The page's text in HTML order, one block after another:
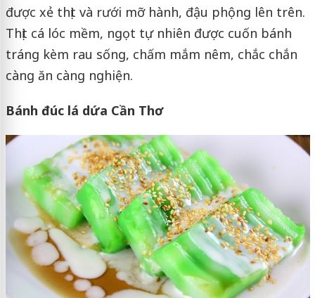
được xẻ thịt và rưới mỡ hành, đậu phộng lên trên.
Thịt cá lóc mềm, ngọt tự nhiên được cuốn bánh
tráng kèm rau sống, chấm mắm nêm, chắc chắn
càng ăn càng nghiện.
Bánh đúc lá dứa Cần Thơ